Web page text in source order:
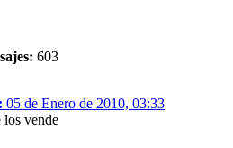
603
05 de Enero de 2010, 03:33
los vende